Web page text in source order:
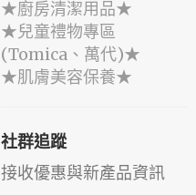
★廚房清潔用品★
★兒童禮物專區
(Tomica、萬代)★
★肌膚美容保養★
社群追蹤
接收優惠與新產品資訊